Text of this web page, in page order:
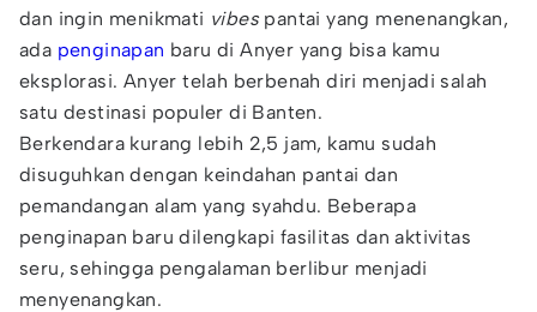
dan ingin menikmati vibespantai yang menenangkan,
ada penginapan baru di Anyer yang bisa kamu
eksplorasi. Anyer telah berbenah diri menjadi salah
satu destinasi populer di Banten.
Berkendara kurang lebih 2,5 jam, kamu sudah
disuguhkan dengan keindahan pantai dan
pemandangan alam yang syahdu. Beberapa
penginapan baru dilengkapi fasilitas dan aktivitas
seru, sehingga pengalaman berlibur menjadi
menyenangkan.